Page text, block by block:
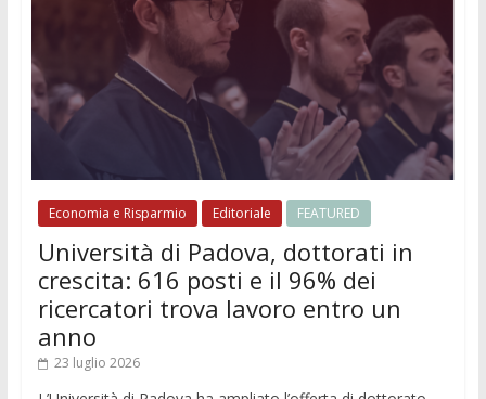
Economia e Risparmio Editoriale FEATURED
Università di Padova, dottorati in
crescita: 616 posti e il 96% dei
ricercatori trova lavoro entro un
anno
23 luglio 2026